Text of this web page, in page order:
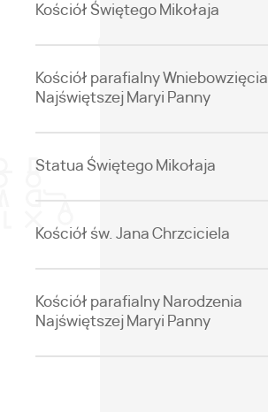
Kościół Świętego Mikołaja
Kościół parafialny Wniebowzięcia
Najświętszej Maryi Panny
Statua Świętego Mikołaja
Kościół św. Jana Chrzciciela
Kościół parafialny Narodzenia
Najświętszej Maryi Panny